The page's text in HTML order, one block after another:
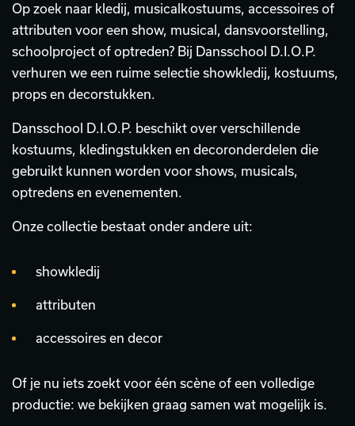
Op zoek naar kledij, musicalkostuums, accessoires of
attributen voor een show, musical, dansvoorstelling,
schoolproject of optreden? Bij Dansschool D.I.O.P.
verhuren we een ruime selectie showkledij, kostuums,
props en decorstukken.
Dansschool D.I.O.P. beschikt over verschillende
kostuums, kledingstukken en decoronderdelen die
gebruikt kunnen worden voor shows, musicals,
optredens en evenementen.
Onze collectie bestaat onder andere uit:
showkledij
attributen
accessoires en decor
Of je nu iets zoekt voor één scène of een volledige
productie: we bekijken graag samen wat mogelijk is.